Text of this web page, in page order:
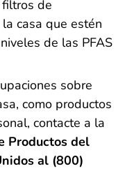
de
casa que estén
de las PFAS
sobre
como productos
contacte a la
Productos del
al (800)